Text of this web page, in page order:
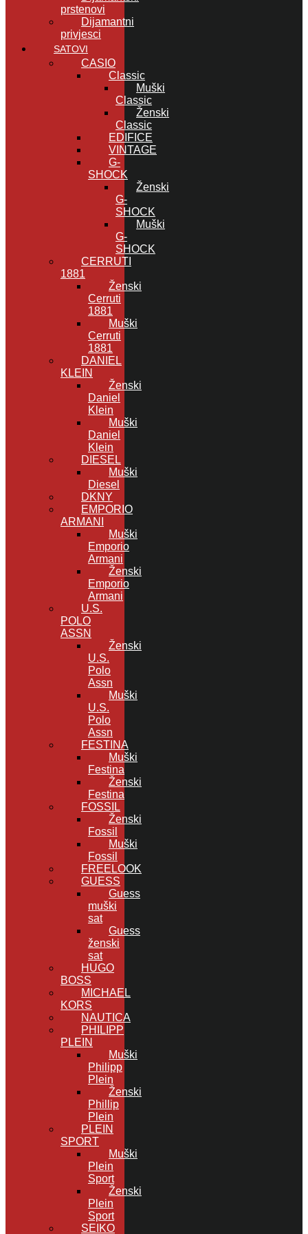
prstenovi
Dijamantni
privjesci
SATOVI
CASIO
Classic
Muški
Classic
Ženski
Classic
EDIFICE
VINTAGE
G-
SHOCK
Ženski
G-
SHOCK
Muški
G-
SHOCK
CERRUTI
1881
Ženski
Cerruti
1881
Muški
Cerruti
1881
DANIEL
KLEIN
Ženski
Daniel
Klein
Muški
Daniel
Klein
DIESEL
Muški
Diesel
DKNY
EMPORIO
ARMANI
Muški
Emporio
Armani
Ženski
Emporio
Armani
U.S.
POLO
ASSN
Ženski
U.S.
Polo
Assn
Muški
U.S.
Polo
Assn
FESTINA
Muški
Festina
Ženski
Festina
FOSSIL
Ženski
Fossil
Muški
Fossil
FREELOOK
GUESS
Guess
muški
sat
Guess
ženski
sat
HUGO
BOSS
MICHAEL
KORS
NAUTICA
PHILIPP
PLEIN
Muški
Philipp
Plein
Ženski
Phillip
Plein
PLEIN
SPORT
Muški
Plein
Sport
Ženski
Plein
Sport
SEIKO